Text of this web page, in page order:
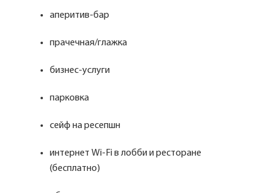
аперитив-бар
прачечная/глажка
бизнес-услуги
парковка
сейф на ресепшн
интернет Wi-Fi в лобби и ресторане
(бесплатно)